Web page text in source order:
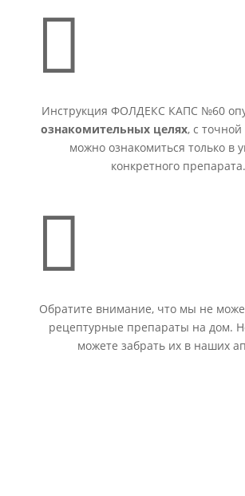

Инструкция ФОЛДЕКС КАПС №60
ознакомительных целях, с
можно ознакомиться только в
конкретного препарата.

Обратите внимание, что мы не
рецептурные препараты на дом.
можете забрать их в наших